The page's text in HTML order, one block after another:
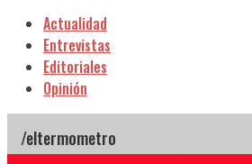
Actualidad
Entrevistas
Editoriales
Opinión